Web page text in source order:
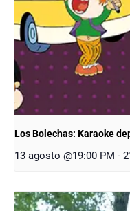
Los Bolechas: Karaoke
13 agosto @19:00 PM -